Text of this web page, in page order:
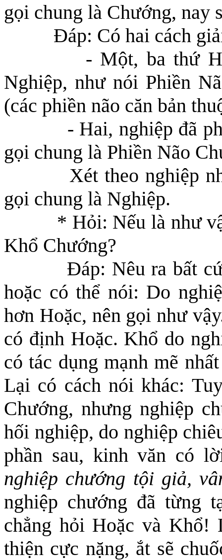
gọi chung là Chướng, nay
Đáp: Có hai cách
- Một, ba thứ
Nghiệp, như nói Phiền
(các phiền não căn bản
- Hai, nghiệp đã
gọi chung là Phiền Não
Xét theo nghiệp
gọi chung là Nghiệp.
* Hỏi: Nếu là như
Khổ Chướng?
Đáp: Nêu ra bất
hoặc có thể nói: Do
hơn Hoặc, nên gọi như
có định Hoặc. Khổ do
có tác dụng mạnh mẽ
Lại có cách nói khác:
Chướng, nhưng nghiệp
hối nghiệp, do nghiệp
phần sau, kinh văn có
nghiệp chướng tội giả,
nghiệp chướng đã từng
chẳng hỏi Hoặc và Khổ!
thiện cực nặng, ắt sẽ